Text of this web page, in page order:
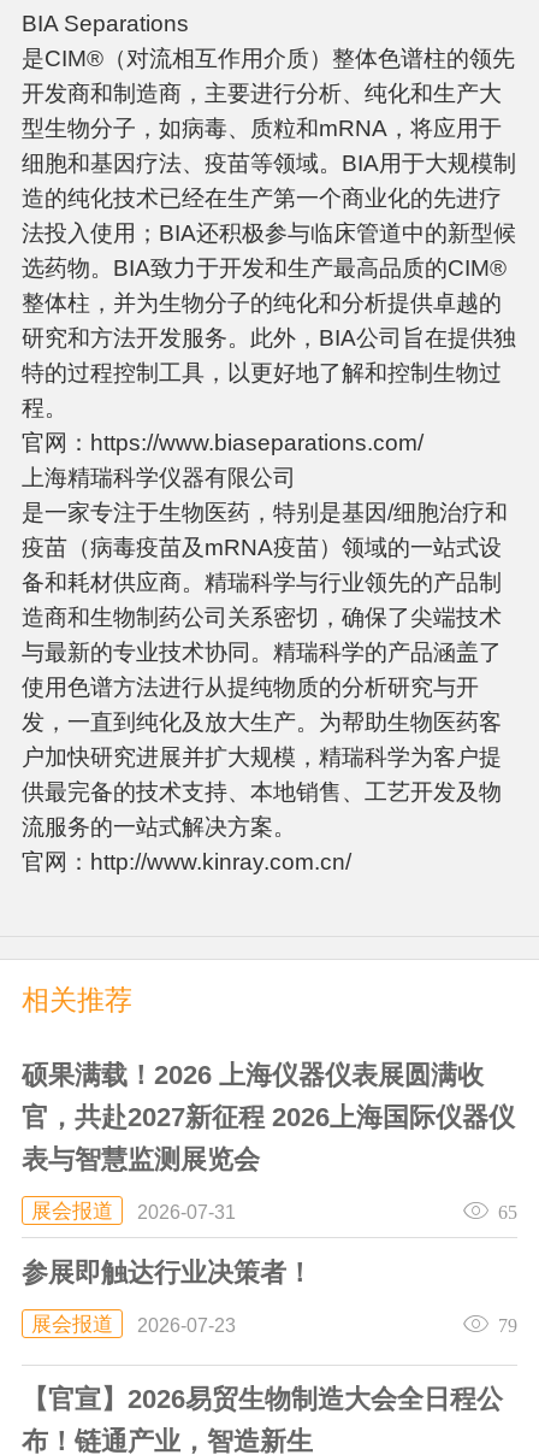
BIA Separations
是CIM®（对流相互作用介质）整体色谱柱的领先
开发商和制造商，主要进行分析、纯化和生产大
型生物分子，如病毒、质粒和mRNA，将应用于
细胞和基因疗法、疫苗等领域。BIA用于大规模制
造的纯化技术已经在生产第一个商业化的先进疗
法投入使用；BIA还积极参与临床管道中的新型候
选药物。BIA致力于开发和生产最高品质的CIM®
整体柱，并为生物分子的纯化和分析提供卓越的
研究和方法开发服务。此外，BIA公司旨在提供独
特的过程控制工具，以更好地了解和控制生物过
程。
官网：https://www.biaseparations.com/
上海精瑞科学仪器有限公司
是一家专注于生物医药，特别是基因/细胞治疗和
疫苗（病毒疫苗及mRNA疫苗）领域的一站式设
备和耗材供应商。精瑞科学与行业领先的产品制
造商和生物制药公司关系密切，确保了尖端技术
与最新的专业技术协同。精瑞科学的产品涵盖了
使用色谱方法进行从提纯物质的分析研究与开
发，一直到纯化及放大生产。为帮助生物医药客
户加快研究进展并扩大规模，精瑞科学为客户提
供最完备的技术支持、本地销售、工艺开发及物
流服务的一站式解决方案。
官网：http://www.kinray.com.cn/
相关推荐
硕果满载！2026 上海仪器仪表展圆满收
官，共赴2027新征程 2026上海国际仪器仪
表与智慧监测展览会
展会报道 2026-07-31 65
参展即触达行业决策者！
展会报道 2026-07-23 79
【官宣】2026易贸生物制造大会全日程公
布！链通产业，智造新生